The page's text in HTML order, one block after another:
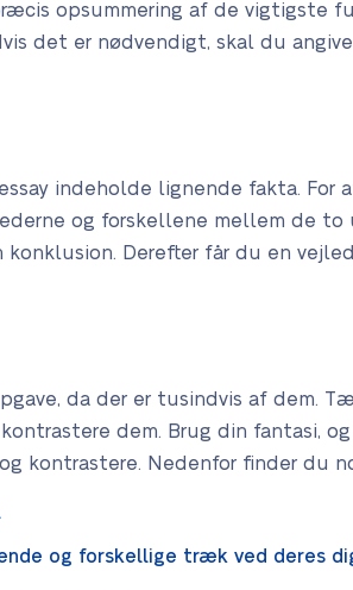
opsummering af de vigtigste
det er nødvendigt, skal du
indeholde lignende fakta.
og forskellene mellem de
Derefter får du en
da der er tusindvis af dem.
dem. Brug din fantasi,
kontrastere. Nedenfor finder du
og forskellige træk ved deres